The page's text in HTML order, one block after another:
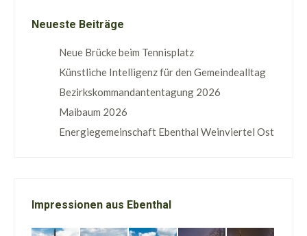
Neueste Beiträge
Neue Brücke beim Tennisplatz
Künstliche Intelligenz für den Gemeindealltag
Bezirkskommandantentagung 2026
Maibaum 2026
Energiegemeinschaft Ebenthal Weinviertel Ost
Impressionen aus Ebenthal